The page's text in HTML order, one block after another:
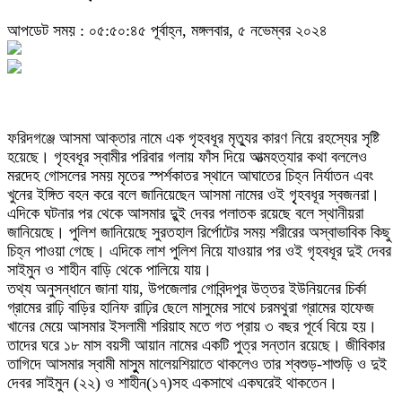
আপডেট সময় : ০৫:৫০:৪৫ পূর্বাহ্ন, মঙ্গলবার, ৫ নভেম্বর ২০২৪
ফরিদগঞ্জে আসমা আক্তার নামে এক গৃহবধূর মৃত্যুর কারণ নিয়ে রহস্যের সৃষ্টি
হয়েছে। গৃহবধূর স্বামীর পরিবার গলায় ফাঁস দিয়ে আত্মহত্যার কথা বললেও
মরদেহ গোসলের সময় মৃতের স্পর্শকাতর স্থানে আঘাতের চিহ্ন নির্যাতন এবং
খুনের ইঙ্গিত বহন করে বলে জানিয়েছেন আসমা নামের ওই গৃৃহবধূর স্বজনরা।
এদিকে ঘটনার পর থেকে আসমার দুুই দেবর পলাতক রয়েছে বলে স্থানীয়রা
জানিয়েছে। পুলিশ জানিয়েছে সুরতহাল রির্পোটের সময় শরীরের অস্বাভাবিক কিছু
চিহ্ন পাওয়া গেছে। এদিকে লাশ পুলিশ নিয়ে যাওয়ার পর ওই গৃহবধূর দুই দেবর
সাইমুন ও শাহীন বাড়ি থেকে পালিয়ে যায়।
তথ্য অনুসন্ধানে জানা যায়, উপজেলার গোবিন্দপুর উত্তর ইউনিয়নের চির্কা
গ্রামের রাঢ়ি বাড়ির হানিফ রাঢ়ির ছেলে মাসুমের সাথে চরমথুরা গ্রামের হাফেজ
খানের মেয়ে আসমার ইসলামী শরিয়াহ মতে গত প্রায় ৩ বছর পূর্বে বিয়ে হয়।
তাদের ঘরে ১৮ মাস বয়সী আয়ান নামের একটি পুত্র সন্তান রয়েছে। জীবিকার
তাগিদে আসমার স্বামী মাসুুম মালেয়শিয়াতে থাকলেও তার শ্বশুড়-শাশুড়ি ও দুই
দেবর সাইমুন (২২) ও শাহীন(১৭)সহ একসাথে একঘরেই থাকতেন।